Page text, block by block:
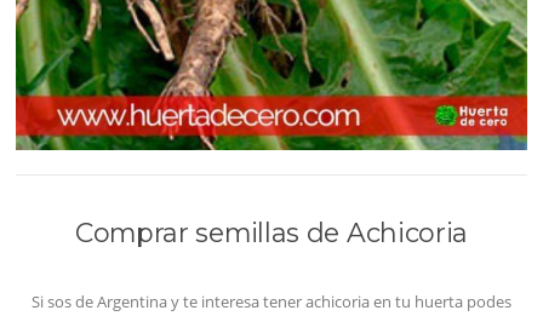
Comprar semillas de Achicoria
Si sos de Argentina y te interesa tener achicoria en tu huerta podes